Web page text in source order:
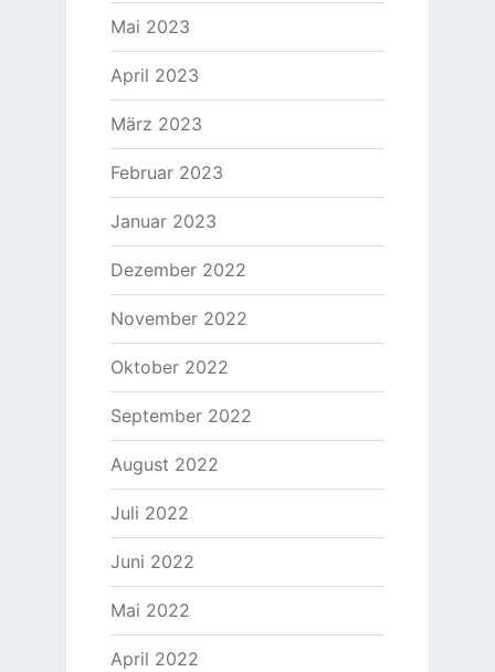
Mai 2023
April 2023
März 2023
Februar 2023
Januar 2023
Dezember 2022
November 2022
Oktober 2022
September 2022
August 2022
Juli 2022
Juni 2022
Mai 2022
April 2022